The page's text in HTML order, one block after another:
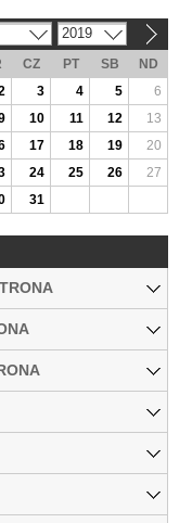
2019
CZ PT SB
ND
3 4 5
6
10 11 12
13
17 18 19
20
24 25 26
27
31